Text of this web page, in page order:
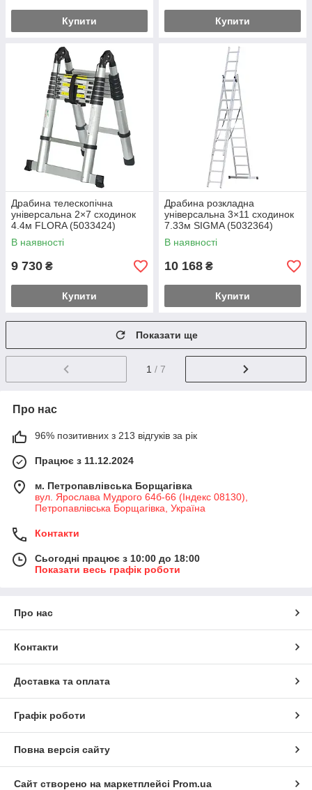
Купити Купити
Драбина телескопічна
універсальна 2×7 сходинок
4.4м FLORA (5033424)
В наявності
9 730 ₴
Купити
Драбина розкладна
універсальна 3×11 сходинок
7.33м SIGMA (5032364)
В наявності
10 168 ₴
Купити
Показати ще
1 / 7
Про нас
96% позитивних з 213 відгуків за рік
Працює з 11.12.2024
м. Петропавлівська Борщагівка
вул. Ярослава Мудрого 64б-66 (Індекс 08130),
Петропавлівська Борщагівка, Україна
Контакти
Сьогодні працює з 10:00 до 18:00
Показати весь графік роботи
Про нас
Контакти
Доставка та оплата
Графік роботи
Повна версія сайту
Сайт створено на маркетплейсі Prom.ua